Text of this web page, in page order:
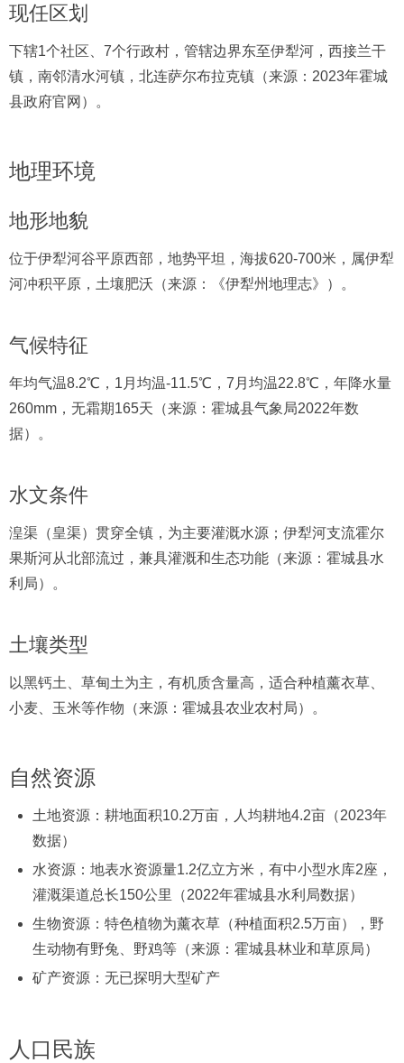
现任区划
下辖1个社区、7个行政村，管辖边界东至伊犁河，西接兰干
镇，南邻清水河镇，北连萨尔布拉克镇（来源：2023年霍城
县政府官网）。
地理环境
地形地貌
位于伊犁河谷平原西部，地势平坦，海拔620-700米，属伊犁
河冲积平原，土壤肥沃（来源：《伊犁州地理志》）。
气候特征
年均气温8.2℃，1月均温-11.5℃，7月均温22.8℃，年降水量
260mm，无霜期165天（来源：霍城县气象局2022年数
据）。
水文条件
湟渠（皇渠）贯穿全镇，为主要灌溉水源；伊犁河支流霍尔
果斯河从北部流过，兼具灌溉和生态功能（来源：霍城县水
利局）。
土壤类型
以黑钙土、草甸土为主，有机质含量高，适合种植薰衣草、
小麦、玉米等作物（来源：霍城县农业农村局）。
自然资源
土地资源：耕地面积10.2万亩，人均耕地4.2亩（2023年
数据）
水资源：地表水资源量1.2亿立方米，有中小型水库2座，
灌溉渠道总长150公里（2022年霍城县水利局数据）
生物资源：特色植物为薰衣草（种植面积2.5万亩），野
生动物有野兔、野鸡等（来源：霍城县林业和草原局）
矿产资源：无已探明大型矿产
人口民族